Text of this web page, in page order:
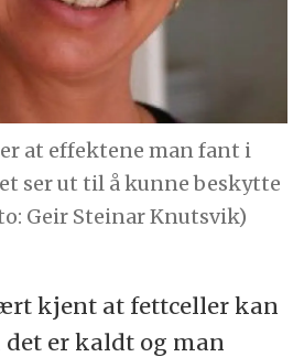
at effektene man fant i
ser ut til å kunne beskytte
Geir Steinar Knutsvik)
kjent at fettceller kan
er kaldt og man